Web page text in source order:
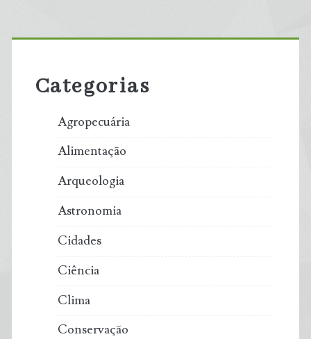
Primary
Sidebar
Categorias
Agropecuária
Alimentação
Arqueologia
Astronomia
Cidades
Ciência
Clima
Conservação